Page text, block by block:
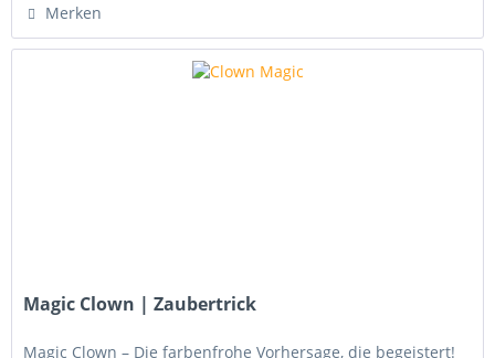
Merken
Magic Clown | Zaubertrick
Magic Clown – Die farbenfrohe Vorhersage, die begeistert!